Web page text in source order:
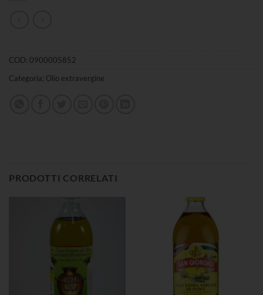
COD: 0900005852
Categoria: Olio extravergine
PRODOTTI CORRELATI